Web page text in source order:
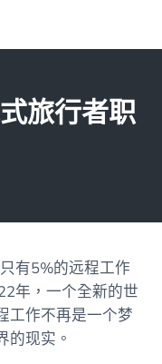
旅行者职
有5%的远程工作
年，一个全新的世
工作不再是一个梦
的现实。